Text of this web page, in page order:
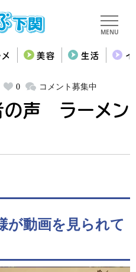
MENU
美容 生活
0 コメント募集中
の声 ラーメン
が動画を見られて